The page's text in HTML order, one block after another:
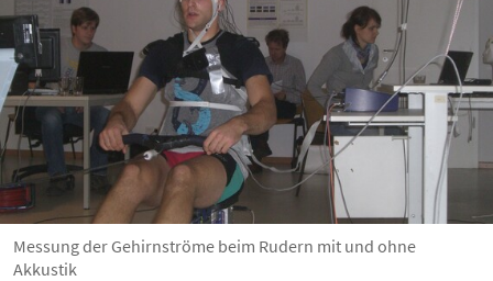
Messung der Gehirnströme beim Rudern mit und ohne
Akkustik